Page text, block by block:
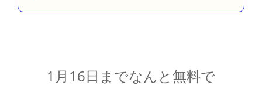
1月16日までなんと無料で